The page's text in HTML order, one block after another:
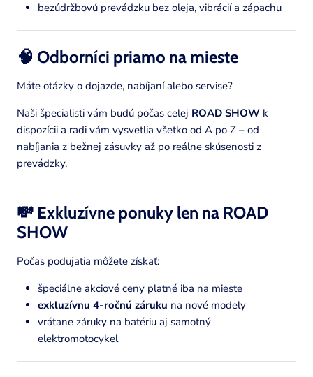
bezúdržbovú prevádzku bez oleja, vibrácií a zápachu
🧠 Odborníci priamo na mieste
Máte otázky o dojazde, nabíjaní alebo servise?
Naši špecialisti vám budú počas celej ROAD SHOW k
dispozícii a radi vám vysvetlia všetko od A po Z – od
nabíjania z bežnej zásuvky až po reálne skúsenosti z
prevádzky.
💸 Exkluzívne ponuky len na ROAD
SHOW
Počas podujatia môžete získať:
špeciálne akciové ceny platné iba na mieste
exkluzívnu 4-ročnú záruku na nové modely
vrátane záruky na batériu aj samotný
elektromotocykel